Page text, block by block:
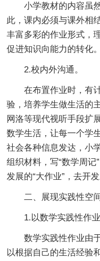
小学教材的内容虽然
此，课内必须与课外相
丰富多彩的作业形式，
促进知识向能力的转化。
2.校内外沟通。
在布置作业时，有计
验，培养学生做生活的
网洛等现代视听手段扩
数学生活，让每一个学
社会各种信息发达，小
组织材料，写“数学周记
发展的“大作业”，去开
二、展现实践性空间
1.以数学实践性作业
数学实践性作业由于
以根据自己的生活经验